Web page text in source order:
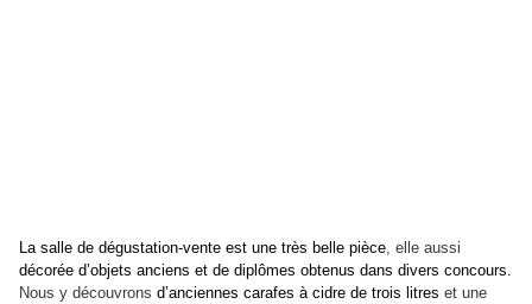
La salle de dégustation-vente est une très belle pièce, elle aussi
décorée d’objets anciens et de diplômes obtenus dans divers concours.
Nous y découvrons d’anciennes carafes à cidre de trois litres et une